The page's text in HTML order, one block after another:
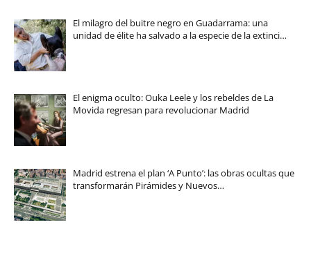
El milagro del buitre negro en Guadarrama: una
unidad de élite ha salvado a la especie de la extinci…
El enigma oculto: Ouka Leele y los rebeldes de La
Movida regresan para revolucionar Madrid
Madrid estrena el plan ‘A Punto’: las obras ocultas que
transformarán Pirámides y Nuevos…